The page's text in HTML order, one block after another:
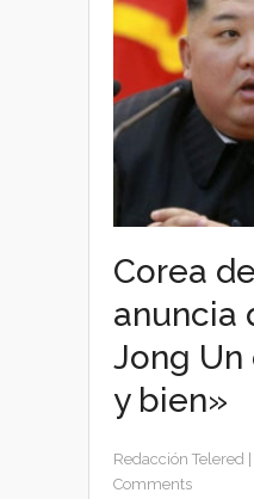
Corea
anuncia
Jong Un
y bien»
Redacción Telered
Comments